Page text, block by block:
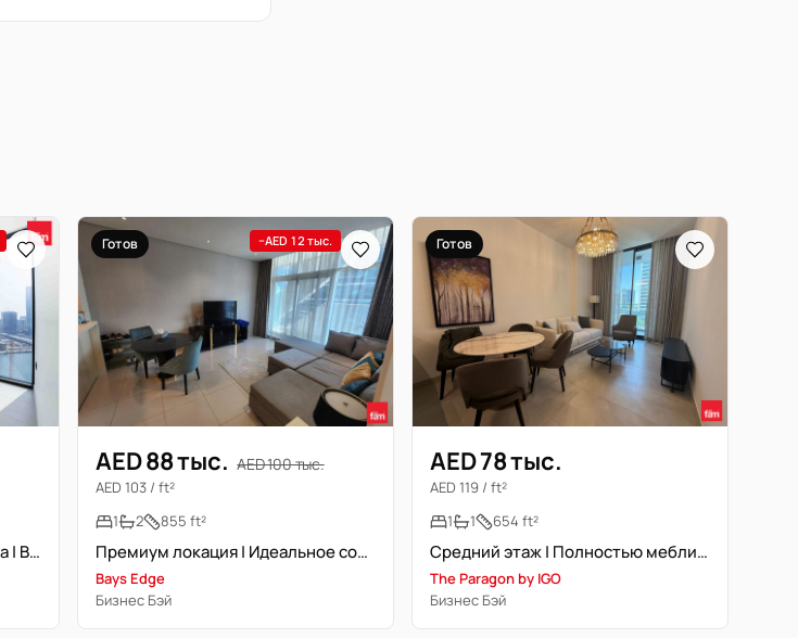
Свободна | Угловая планировка | Высокий этаж
Готов −AED 12 тыс.
AED 88 тыс. AED 100 тыс.
AED 103 / ft²
1
2 855 ft²
Премиум локация | Идеальное состояние | Свободна сейчас
Bays Edge
Бизнес Бэй
Готов
AED 78 тыс.
AED 119 / ft²
1
1 654 ft²
Средний этаж | Полностью меблирована | Готово к заселению
The Paragon by IGO
Бизнес Бэй